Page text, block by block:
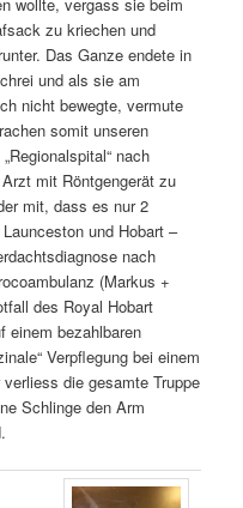
zu kriechen und
Das Ganze endete in
und als sie am
nicht bewegte, vermute
somit unseren
nach
mit Röntgengerät zu
mit, dass es nur 2
und Hobart –
nach
(Markus +
des Royal Hobart
einem bezahlbaren
Verpflegung bei einem
die gesamte Truppe
Schlinge den Arm